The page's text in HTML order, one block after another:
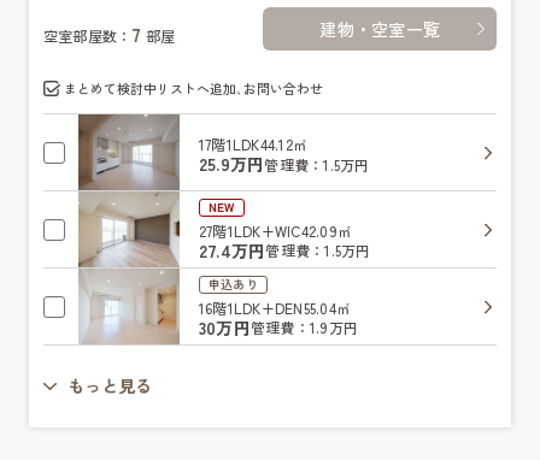
空室部屋数： 7 部屋 建物・空室一覧
まとめて検討中リストへ追加､お問い合わせ
17階1LDK44.12㎡
25.9万円管理費：1.5万円
NEW
27階1LDK+WIC42.09㎡
27.4万円管理費：1.5万円
申込あり
16階1LDK+DEN55.04㎡
30万円管理費：1.9万円
もっと見る